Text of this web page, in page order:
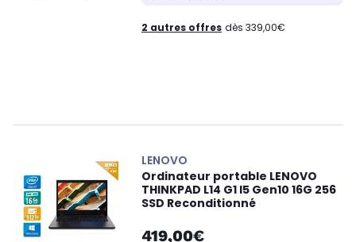
2 autres offres dès 339,00€
LENOVO
Ordinateur portable LENOVO
THINKPAD L14 G1 I5 Gen10 16G 256
SSD Reconditionné
419,00€